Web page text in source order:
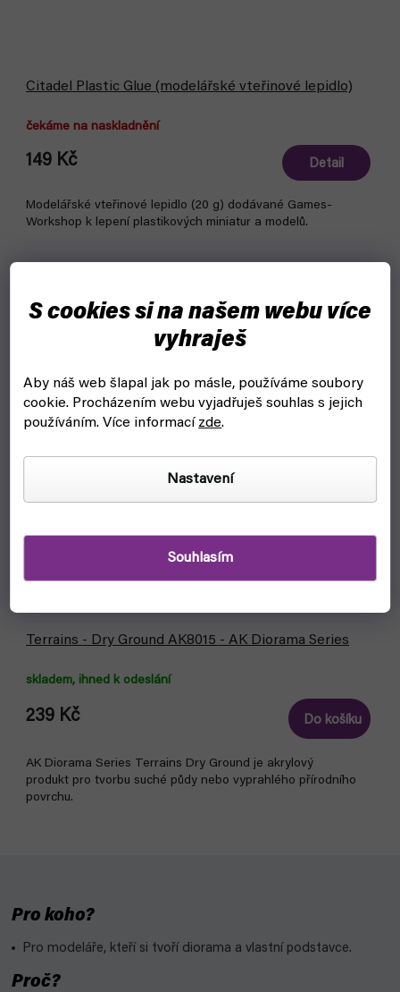
S cookies si na našem webu více
vyhraješ
Aby náš web šlapal jak po másle, používáme soubory
cookie. Procházením webu vyjadřuješ souhlas s jejich
používáním. Více informací zde.
Nastavení
Souhlasím
Citadel Plastic Glue (modelářské vteřinové lepidlo)
čekáme na naskladnění
149 Kč Detail
Modelářské vteřinové lepidlo (20 g) dodávané Games-
Workshop k lepení plastikových miniatur a modelů.
Terrains - Dry Ground AK8015 - AK Diorama Series
skladem, ihned k odeslání
239 Kč Do košíku
AK Diorama Series Terrains Dry Ground je akrylový
produkt pro tvorbu suché půdy nebo vyprahlého přírodního
povrchu.
Pro koho?
Pro modeláře, kteří si tvoří diorama a vlastní podstavce.
Proč?